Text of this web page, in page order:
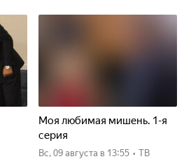
Моя любимая мишень. 1-я
серия
вс, 09 августа в 13:55 • ТВ